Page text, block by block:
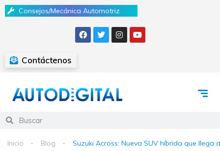
Consejos/Mecánica Automotriz
Contáctenos
Inicio Blog Suzuki Across: Nueva SUV híbrida que llega